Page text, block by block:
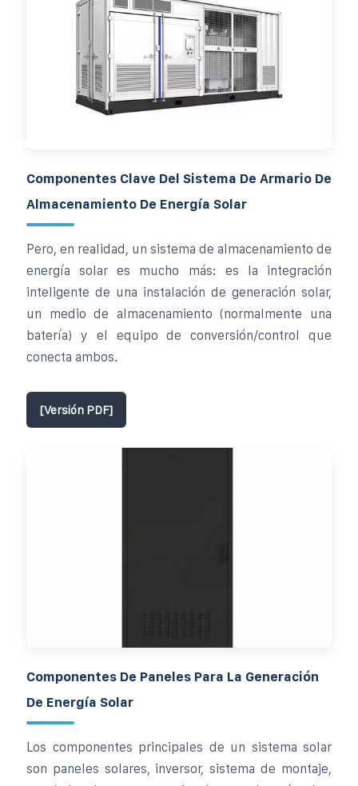
Componentes Clave Del Sistema De Armario De
Almacenamiento De Energía Solar
Pero, en realidad, un sistema de almacenamiento de
energía solar es mucho más: es la integración
inteligente de una instalación de generación solar,
un medio de almacenamiento (normalmente una
batería) y el equipo de conversión/control que
conecta ambos.
[Versión PDF]
Componentes De Paneles Para La Generación
De Energía Solar
Los componentes principales de un sistema solar
son paneles solares, inversor, sistema de montaje,